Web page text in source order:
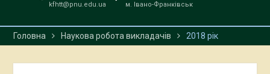
kfhtt@pnu.edu.ua
м. Івано-Франківськ
Головна Наукова робота викладачів 2018 рік